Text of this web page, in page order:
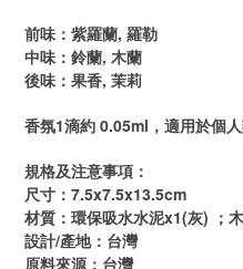
前味：紫羅蘭, 羅勒
中味：鈴蘭, 木蘭
後味：果香, 茉莉
香氛1滴約 0.05ml，適用於個人
規格及注意事項：
尺寸：7.5x7.5x13.5cm
材質：環保吸水水泥x1(灰) ；
設計/產地：台灣
原料來源：台灣